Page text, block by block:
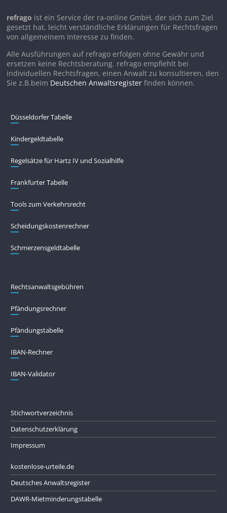
refrago ist ein Service der ra-online GmbH, der sich zum Ziel
gesetzt hat, leicht verständliche Erklärungen für Rechtsfragen
von allgemeinem Interesse zu finden.
Alle Ausführungen auf refrago erfolgen ohne Gewähr und
ersetzen keine Rechtsberatung. refrago empfiehlt bei
individuellen Rechtsfragen, einen Anwalt zu konsultieren, den
Sie z.B.beim Deutschen Anwaltsregister finden können.
Düsseldorfer Tabelle
Kindergeldtabelle
Regelsätze für Hartz IV und Sozialhilfe
Frankfurter Tabelle
Tools zum Verkehrsrecht
Scheidungskostenrechner
Schmerzensgeldtabelle
Rechtsanwaltsgebühren
Pfändungs­rechner
Pfändungs­tabelle
IBAN-Rechner
IBAN-Validator
Stichwortverzeichnis
Datenschutzerklärung
Impressum
kostenlose-urteile.de
Deutsches Anwaltsregister
DAWR-Mietminderungstabelle